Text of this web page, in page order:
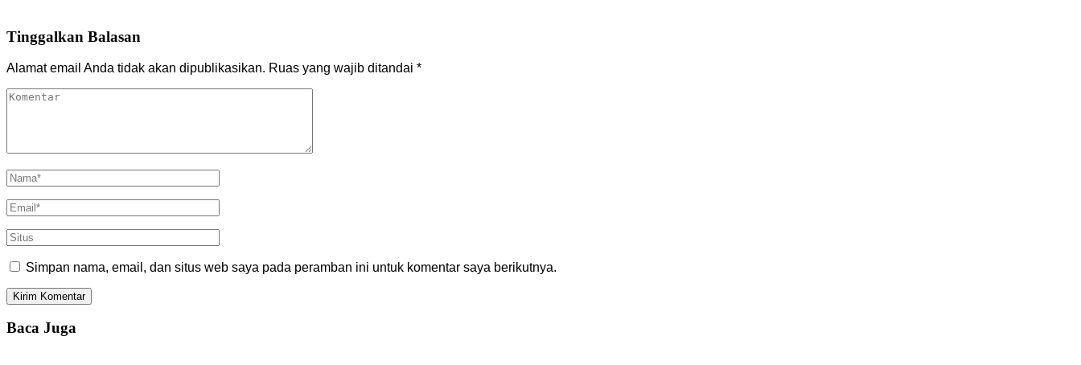
Tinggalkan Balasan
Alamat email Anda tidak akan dipublikasikan. Ruas yang wajib ditandai *
Simpan nama, email, dan situs web saya pada peramban ini untuk komentar saya berikutnya.
Baca Juga